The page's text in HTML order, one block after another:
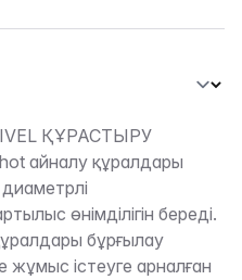
ҚҰРАСТЫРУ
айналу құралдары
өнімділігін береді.
бұрғылау
жұмыс істеуге арналған